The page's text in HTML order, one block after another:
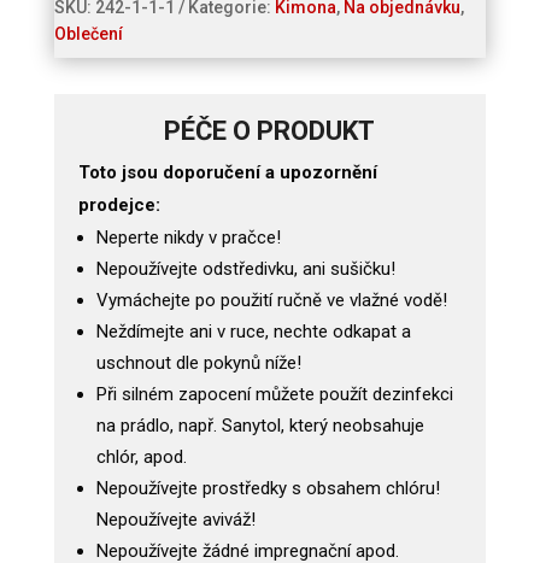
SKU: 242-1-1-1 Kategorie: Kimona, Na objednávku,
Oblečení
PÉČE O PRODUKT
Toto jsou doporučení a upozornění
prodejce:
Neperte nikdy v pračce!
Nepoužívejte odstředivku, ani sušičku!
Vymáchejte po použití ručně ve vlažné vodě!
Neždímejte ani v ruce, nechte odkapat a
uschnout dle pokynů níže!
Při silném zapocení můžete použít dezinfekci
na prádlo, např. Sanytol, který neobsahuje
chlór, apod.
Nepoužívejte prostředky s obsahem chlóru!
Nepoužívejte aviváž!
Nepoužívejte žádné impregnační apod.